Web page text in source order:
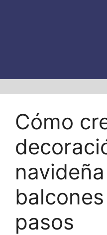
Cómo
pasos